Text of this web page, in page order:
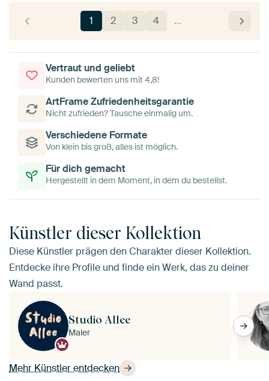
1 2 3 4 …
Vertraut und geliebt
Kunden bewerten uns mit 4,8!
ArtFrame Zufriedenheitsgarantie
Nicht zufrieden? Tausche einmalig um.
Verschiedene Formate
Von klein bis groß, alles ist möglich.
Für dich gemacht
Hergestellt in dem Moment, in dem du bestellst.
Künstler dieser Kollektion
Diese Künstler prägen den Charakter dieser Kollektion.
Entdecke ihre Profile und finde ein Werk, das zu deiner
Wand passt.
Mehr Künstler entdecken
Studio Allee
Maler